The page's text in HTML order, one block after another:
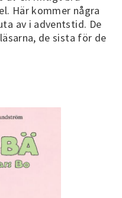
Här kommer några
av i adventstid. De
de sista för de